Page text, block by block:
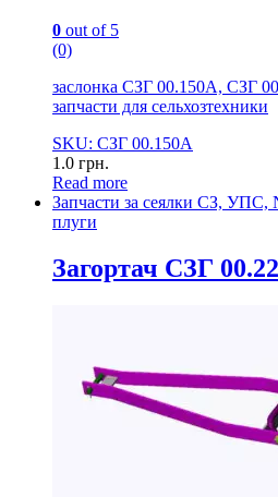
0 out of 5
(0)
заслонка СЗГ 00.150А, СЗГ
запчасти для сельхозтехники
SKU: СЗГ 00.150А
1.0 грн.
Read more
Запчасти за сеялки СЗ, УПС,
плуги
Загортач СЗГ